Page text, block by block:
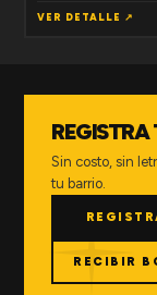
VER DETALLE ↗
REGISTRA
Sin costo, sin
tu barrio.
RECIBIR